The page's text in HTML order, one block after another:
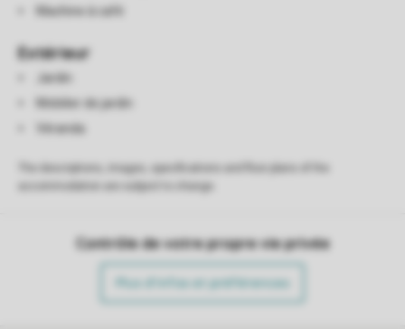
Machine à café
Extérieur
Jardin
Mobilier de jardin
Véranda
Contrôle de votre propre vie privée
Plus d’infos et préférences